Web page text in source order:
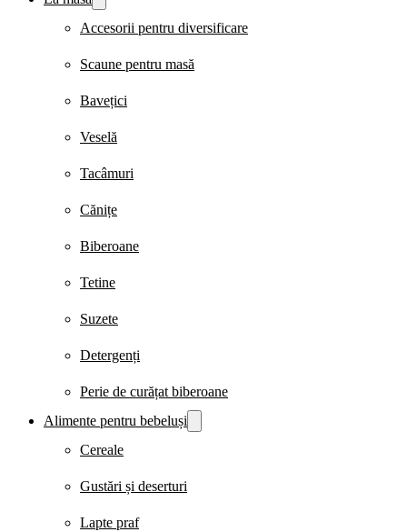
Accesorii pentru diversificare
Scaune pentru masă
Bavețici
Veselă
Tacâmuri
Cănițe
Biberoane
Tetine
Suzete
Detergenți
Perie de curățat biberoane
Alimente pentru bebeluși
Cereale
Gustări și deserturi
Lapte praf